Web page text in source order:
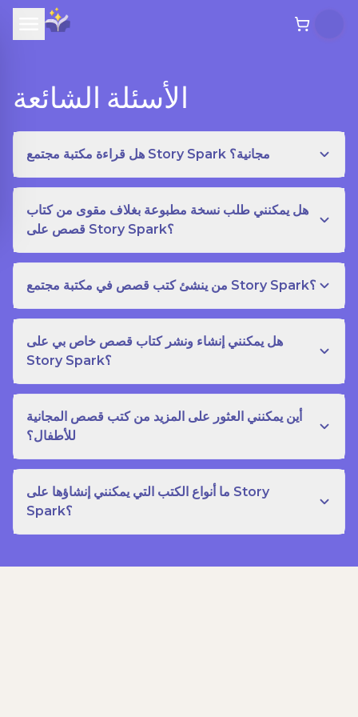
الأسئلة الشائعة
هل قراءة مكتبة مجتمع Story Spark مجانية؟
هل يمكنني طلب نسخة مطبوعة بغلاف مقوى من كتاب
قصص على Story Spark؟
من ينشئ كتب قصص في مكتبة مجتمع Story Spark؟
هل يمكنني إنشاء ونشر كتاب قصص خاص بي على
Story Spark؟
أين يمكنني العثور على المزيد من كتب قصص المجانية
للأطفال؟
ما أنواع الكتب التي يمكنني إنشاؤها على Story
Spark؟